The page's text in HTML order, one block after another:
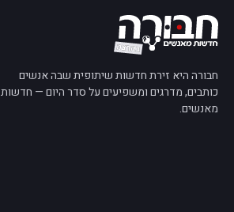
חבורה היא זירת חדשות שיתופית שבה אנשים
כותבים, מדרגים ומשפיעים על סדר היום — חדשות
מאנשים.